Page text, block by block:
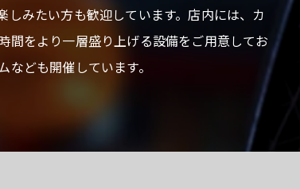
しみたい方も歓迎しています。店内には、カ
間をより一層盛り上げる設備をご用意してお
ども開催しています。